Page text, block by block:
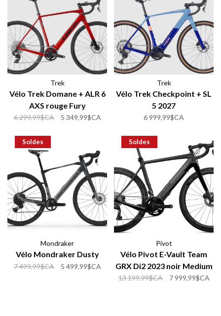
Trek
Vélo Trek Domane + ALR 6
AXS rouge Fury
6 299,99$CA 5 349,99$CA
Trek
Vélo Trek Checkpoint + SL
5 2027
6 999,99$CA
Soldes
Mondraker
Vélo Mondraker Dusty
7 499,99$CA 5 499,99$CA
Soldes
Pivot
Vélo Pivot E-Vault Team
GRX Di2 2023 noir Medium
(demo)
13 199,99$CA 7 999,99$CA